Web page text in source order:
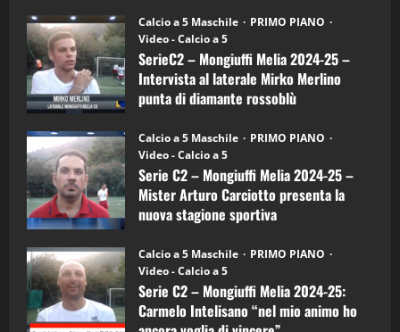
6)
–
Intervista
a
mister
Arturo
Carciotto
(Mongiuffi
Calcio a 5 Maschile
PRIMO PIANO
Video - Calcio a 5
SerieC2 – Mongiuffi Melia 2024-25 –
Intervista al laterale Mirko Merlino
punta di diamante rossoblù
Calcio a 5 Maschile
PRIMO PIANO
Video - Calcio a 5
Serie C2 – Mongiuffi Melia 2024-25 –
Mister Arturo Carciotto presenta la
nuova stagione sportiva
Calcio a 5 Maschile
PRIMO PIANO
Video - Calcio a 5
Serie C2 – Mongiuffi Melia 2024-25:
Carmelo Intelisano “nel mio animo ho
4
“SportEmpire” in Podcast: 27^ Puntata
(Martedi 14 Aprile 2026)
15/04/2026
5
“SportEmpire” in Podcast: 26^ Puntata
(Martedi 07 Aprile 2026)
08/04/2026
1
“SportEmpire” in Podcast: 30^ Puntata
(Martedi 05 Maggio 2026)
08/05/2026